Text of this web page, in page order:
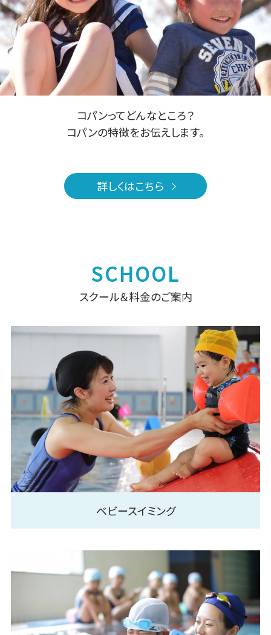
コパンってどんなところ？
コパンの特徴をお伝えします。
詳しくはこちら
スクール＆料金のご案内
ベビースイミング